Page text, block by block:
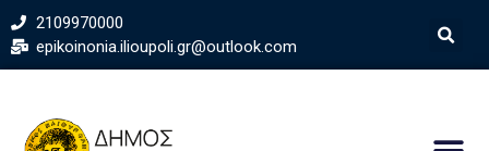
2109970000
epikoinonia.ilioupoli.gr@outlook.com